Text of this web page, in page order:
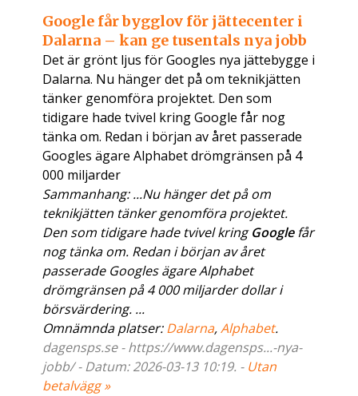
Google får bygglov för jättecenter i
Dalarna – kan ge tusentals nya jobb
Det är grönt ljus för Googles nya jättebygge i
Dalarna. Nu hänger det på om teknikjätten
tänker genomföra projektet. Den som
tidigare hade tvivel kring Google får nog
tänka om. Redan i början av året passerade
Googles ägare Alphabet drömgränsen på 4
000 miljarder
Sammanhang: ...Nu hänger det på om
teknikjätten tänker genomföra projektet.
Den som tidigare hade tvivel kringGooglefår
nog tänka om. Redan i början av året
passerade Googles ägare Alphabet
drömgränsen på 4 000 miljarder dollar i
börsvärdering. ...
Omnämnda platser:Dalarna,Alphabet.
dagensps.se - https://www.dagensps...-nya-
jobb/ - Datum: 2026-03-13 10:19. - Utan
betalvägg »